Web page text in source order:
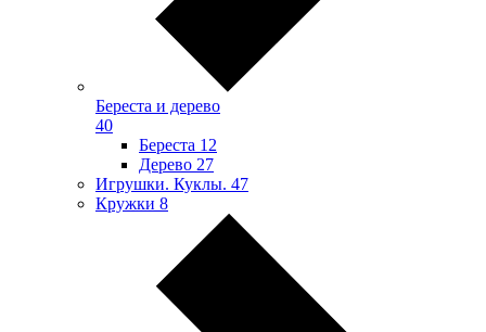
Береста и дерево
40
Береста 12
Дерево 27
Игрушки. Куклы. 47
Кружки 8